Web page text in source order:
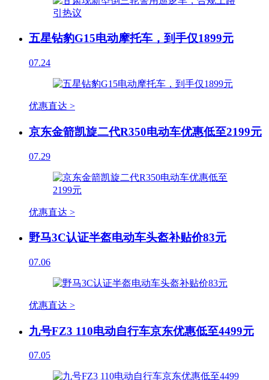
五星钻豹G15电动摩托车，到手仅1899元
07.24
优惠直达 >
京东金箭凯旋二代R350电动车优惠低至2199元
07.29
优惠直达 >
野马3C认证半盔电动车头盔补贴价83元
07.06
优惠直达 >
九号FZ3 110电动自行车京东优惠低至4499元
07.05